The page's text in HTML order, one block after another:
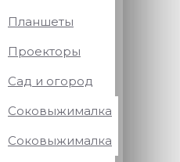
Планшеты
Проекторы
Сад и огород
Соковыжималка
Соковыжималка